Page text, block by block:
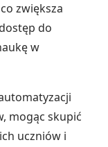
zwiększa
do
w
mogąc skupić
uczniów i